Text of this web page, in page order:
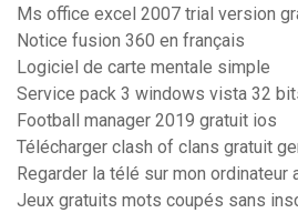
Ms office excel 2007 trial version
Notice fusion 360 en français
Logiciel de carte mentale simple
Service pack 3 windows vista 32
Football manager 2019 gratuit ios
Télécharger clash of clans gratuit
Regarder la télé sur mon ordinateur
Jeux gratuits mots coupés sans